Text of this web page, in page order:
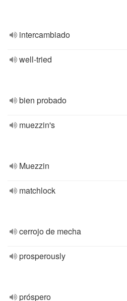
intercambiado
well-tried
bien probado
muezzin's
Muezzin
matchlock
cerrojo de mecha
prosperously
próspero